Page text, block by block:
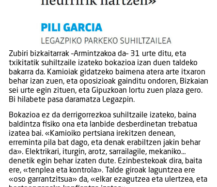
Zubiri bizkaitarrak –Armintzakoa da– 31 urte ditu, eta
txikitatik suhiltzaile izateko bokazioa izan duen taldeko
bakarra da. Kamioiak gidatzeko baimena atera arte itxaron
behar izan zuen, eta oposizioak gainditu ondoren, Bizkaian
sei urte egin zituen, eta Gipuzkoan lortu zuen plaza gero.
Bi hilabete pasa daramatza Legazpin.
Bokazioa ez da derrigorrezkoa suhiltzaile izateko, baina
baldintza fisiko ona eta lanbide desberdinetan trebatua
izatea bai. «Kamioiko pertsiana irekitzen denean,
erreminta pila bat dago, eta denak erabiltzen jakin behar
da». Elektrikari, iturgin, arotz, sarrailagile, mekaniko…
denetik egin behar izaten dute. Ezinbestekoak dira, baita
ere, «tenplea eta kontrola». Talde giroak laguntzea ere
«oso garrantzitsua» da, «elkar ezagutzea eta ulertzea, eta